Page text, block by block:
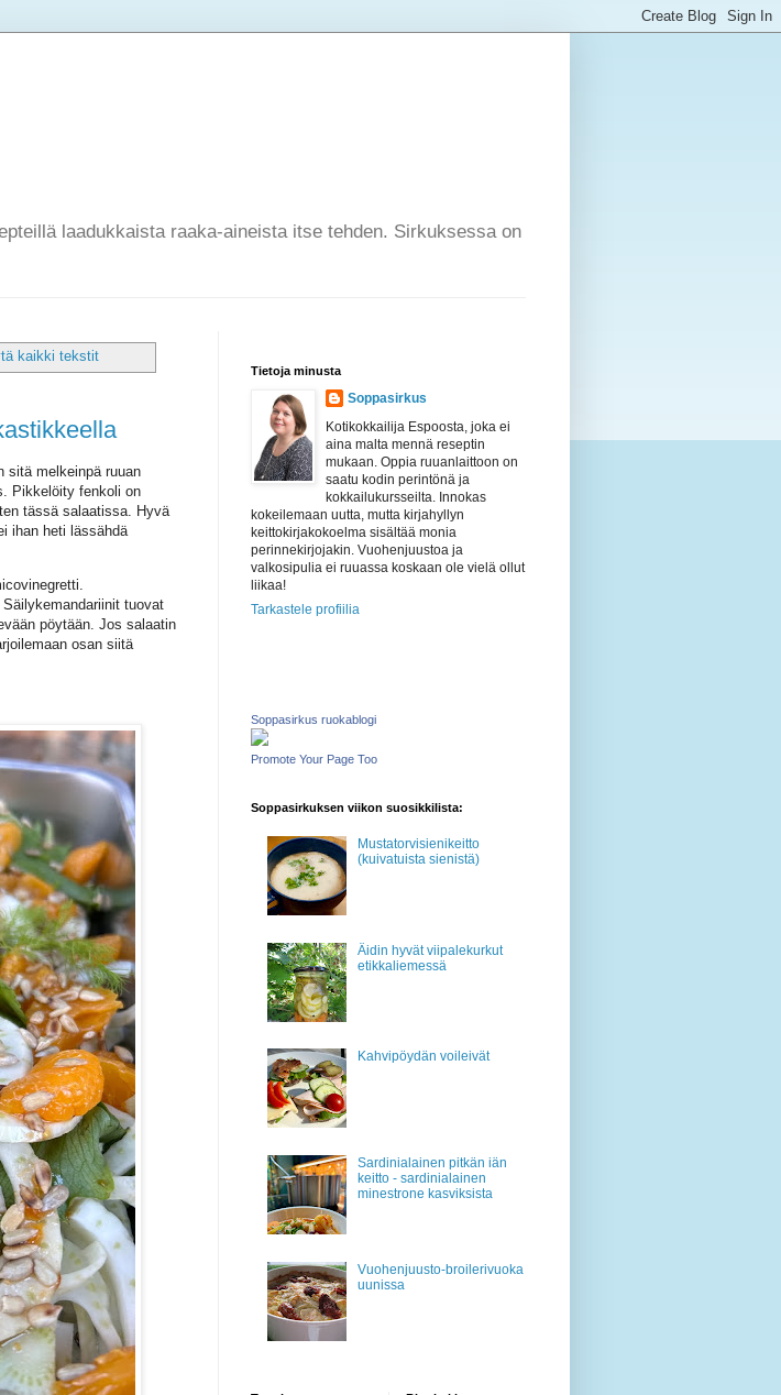
laadukkaista raaka-aineista itse tehden. Sirkuksessa on
kaikki tekstit
sitä melkeinpä ruuan
Pikkelöity fenkoli on
tässä salaatissa. Hyvä
ihan heti lässähdä
tuovat
pöytään. Jos salaatin
osan siitä
Tietoja minusta
Soppasirkus
Kotikokkailija Espoosta, joka ei
aina malta mennä reseptin
mukaan. Oppia ruuanlaittoon on
saatu kodin perintönä ja
kokkailukursseilta. Innokas
kokeilemaan uutta, mutta kirjahyllyn
keittokirjakokoelma sisältää monia
perinnekirjojakin. Vuohenjuustoa ja
valkosipulia ei ruuassa koskaan ole vielä ollut
liikaa!
Tarkastele profiilia
Soppasirkus ruokablogi
Promote Your Page Too
Soppasirkuksen viikon suosikkilista:
Mustatorvisienikeitto
(kuivatuista sienistä)
Äidin hyvät viipalekurkut
etikkaliemessä
Kahvipöydän voileivät
Sardinialainen pitkän iän
keitto - sardinialainen
minestrone kasviksista
Vuohenjuusto-broilerivuoka
uunissa